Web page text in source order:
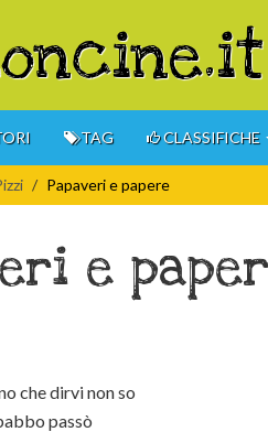
TAG CLASSIFICHE
Papaveri e papere
e
che dirvi non so
passò